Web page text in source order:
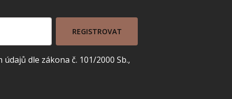
REGISTROVAT
dle zákona č. 101/2000 Sb.,